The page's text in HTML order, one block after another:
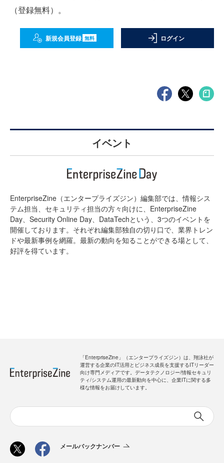
（登録無料）。
新規会員登録 無料 ログイン
イベント
EnterpriseZine（エンタープライズジン）編集部では、情報シス
テム担当、セキュリティ担当の方々向けに、EnterpriseZine
Day、Security Online Day、DataTechという、3つのイベントを
開催しております。それぞれ編集部独自の切り口で、業界トレン
ドや最新事例を網羅。最新の動向を知ることができる場として、
好評を得ています。
「EnterpriseZine」（エンタープライズジン）は、翔泳社が
運営する企業のIT活用とビジネス成長を支援するITリーダー
向け専門メディアです。データテクノロジー/情報セキュリ
ティ/システム運用の最新動向を中心に、企業ITに関する多
様な情報をお届けしています。
メールバックナンバー